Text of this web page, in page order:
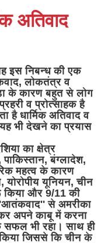
अतिवाद
इस निबन्ध की एक
लोकतंत्र व
के कारण बहुत से लोग
व प्रोत्साहक है
है धार्मिक अतिवाद व
भी देखने का प्रयास
का क्षेत्र
बंग्लादेश,
महत्व के कारण
यूनियन, चीन
किया और 9/11 की
से अमरीका
अपने काबू में करना
भी रहा। साथ ही
जिससे कि चीन के